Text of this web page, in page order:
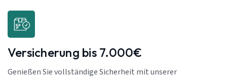
Versicherung bis 7.000€
Genießen Sie vollständige Sicherheit mit unserer